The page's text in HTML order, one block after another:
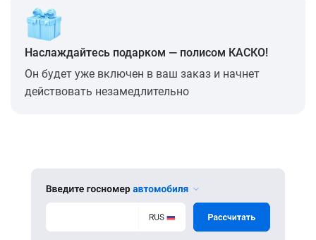
Наслаждайтесь подарком — полисом КАСКО!
Он будет уже включен в ваш заказ и начнет
действовать незамедлительно